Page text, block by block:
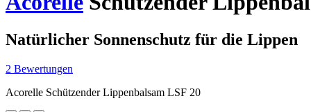
Natürlicher Sonnenschutz für die Lippen
2 Bewertungen
Acorelle Schützender Lippenbalsam LSF 20